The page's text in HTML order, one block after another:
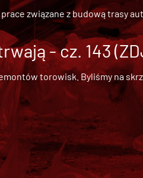
związane zbudową trasy
- cz. 143
torowisk. Byliśmy na